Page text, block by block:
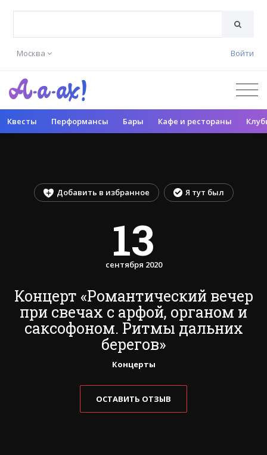
Москва Войти
Квесты Перформансы Бары Кафе и рестораны
Добавить в избранное Я тут был
13
сентября 2020
Концерт «Романтический вечер
при свечах с арфой, органом и
саксофоном. Ритмы дальних
берегов»
Концерты
ОСТАВИТЬ ОТЗЫВ